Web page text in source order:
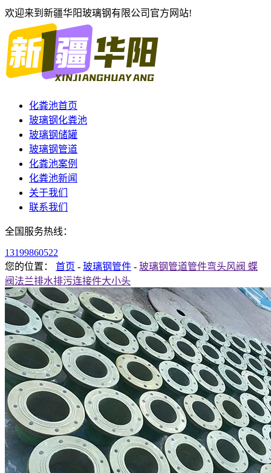
欢迎来到新疆华阳玻璃钢有限公司官方网站!
化粪池首页
玻璃钢化粪池
玻璃钢储罐
玻璃钢管道
化粪池案例
化粪池新闻
关于我们
联系我们
全国服务热线：
13199860522
您的位置： 首页 - 玻璃钢管件 - 玻璃钢管道管件弯头风阀 蝶
阀法兰排水排污连接件大小头